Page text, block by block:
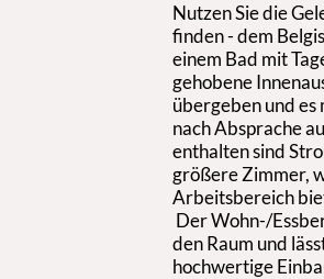
Nutzen Sie die
finden - dem
einem Bad mit
gehobene
übergeben und
nach Absprache
enthalten sind
größere Zimmer,
Arbeitsbereich
Der Wohn-/
den Raum und
hochwertige